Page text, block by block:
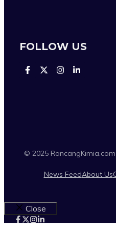
FOLLOW US
© 2025
News FeedAbout Us
Close